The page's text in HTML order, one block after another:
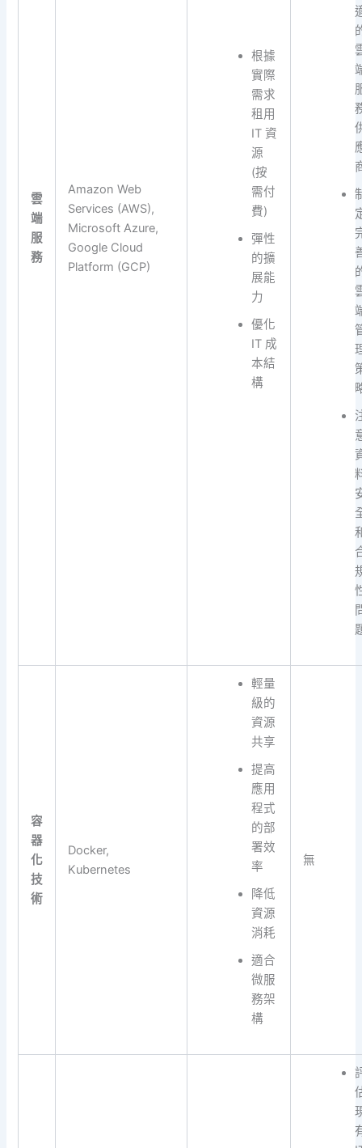
雲
端
服
務
Amazon Web
Services (AWS),
Microsoft Azure,
Google Cloud
Platform (GCP)
根據
實際
需求
租用
IT 資
源
(按
需付
費)
彈性
的擴
展能
力
優化
IT 成
本結
構
容
器
化
技
術
Docker,
Kubernetes
輕量
級的
資源
共享
提高
應用
程式
的部
署效
率
降低
資源
消耗
適合
微服
務架
構
無